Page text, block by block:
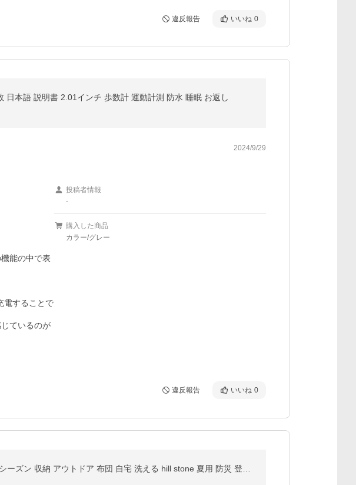
違反報告 いいね 0
本語 説明書 2.01インチ 歩数計 運動計測 防水 睡眠 お返し
2024/9/29
能の中で表
電することで
ているのが
投稿者情報
-
購入した商品
カラー/グレー
違反報告 いいね 0